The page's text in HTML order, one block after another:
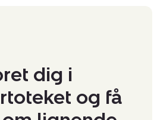
dig i
og få